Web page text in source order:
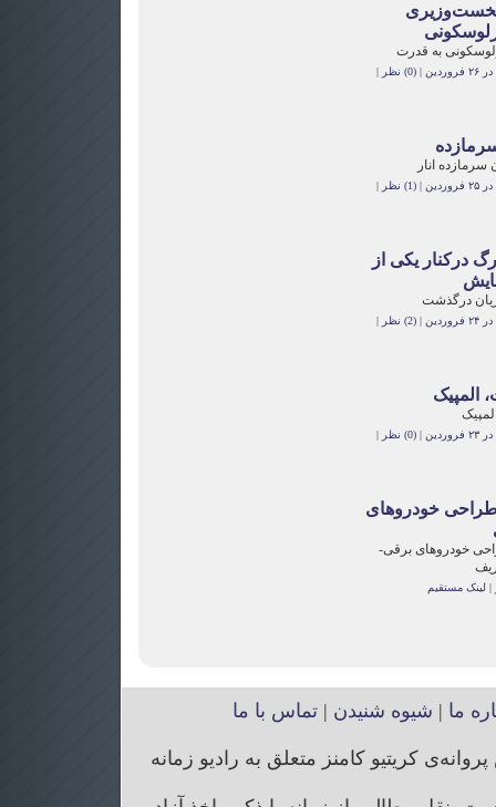
به قدرت
|(0) نظر |
انار
|(1) نظر |
درکنار یکی از
درگذشت
|(2) نظر |
المپیک
|(0) نظر |
خودروهای
خودروهای برقی-
| لینک مستقیم
ما | شیوه شنیدن |تماس با ما
کریتیو کامنز متعلق به رادیو زمانه